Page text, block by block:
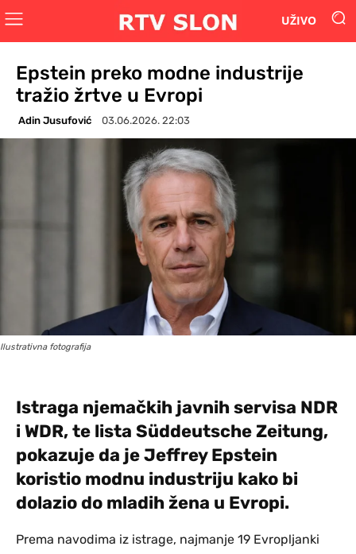
UŽIVO
Epstein preko modne industrije
tražio žrtve u Evropi
Adin Jusufović 03.06.2026. 22:03
Ilustrativna fotografija
Istraga njemačkih javnih servisa NDR
i WDR, te lista Süddeutsche Zeitung,
pokazuje da je Jeffrey Epstein
koristio modnu industriju kako bi
dolazio do mladih žena u Evropi.
Prema navodima iz istrage, najmanje 19 Evropljanki